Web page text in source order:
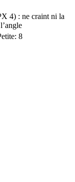
4) : ne craint ni la
8